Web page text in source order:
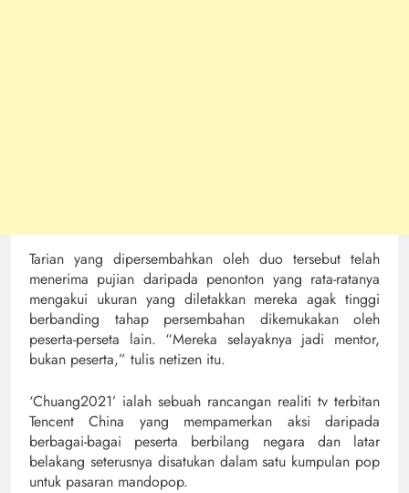
Tarian yang dipersembahkan oleh duo tersebut telah
menerima pujian daripada penonton yang rata-ratanya
mengakui ukuran yang diletakkan mereka agak tinggi
berbanding tahap persembahan dikemukakan oleh
peserta-perseta lain. “Mereka selayaknya jadi mentor,
bukan peserta,” tulis netizen itu.
‘Chuang2021’ ialah sebuah rancangan realiti tv terbitan
Tencent China yang mempamerkan aksi daripada
berbagai-bagai peserta berbilang negara dan latar
belakang seterusnya disatukan dalam satu kumpulan pop
untuk pasaran mandopop.